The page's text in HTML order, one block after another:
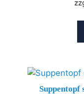
Suppentopf